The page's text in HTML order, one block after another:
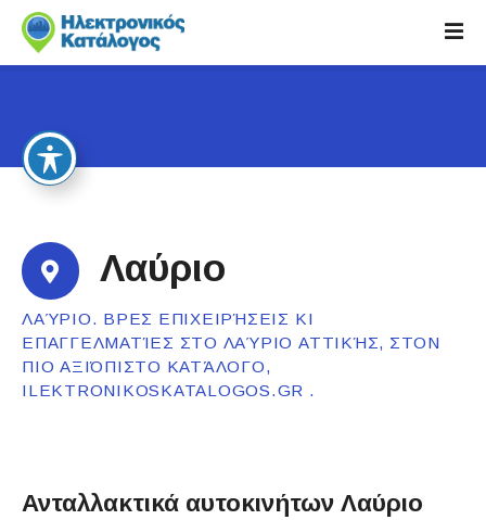
i
c
Λαύριο
ΛΑΎΡΙΟ. ΒΡΕΣ ΕΠΙΧΕΙΡΉΣΕΙΣ ΚΙ
ΕΠΑΓΓΕΛΜΑΤΊΕΣ ΣΤΟ ΛΑΎΡΙΟ ΑΤΤΙΚΉΣ, ΣΤΟΝ
ΠΙΟ ΑΞΙΌΠΙΣΤΟ ΚΑΤΆΛΟΓΟ,
ILEKTRONIKOSKATALOGOS.GR .
Ανταλλακτικά αυτοκινήτων Λαύριο